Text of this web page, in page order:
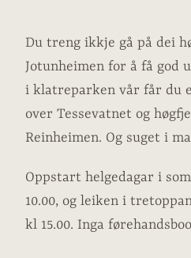
Du treng ikkje gå på dei
Jotunheimen for å få god
i klatreparken vår får du
over Tessevatnet og
Reinheimen. Og suget i
Oppstart helgedagar i
10.00, og leiken i
kl 15.00. Inga